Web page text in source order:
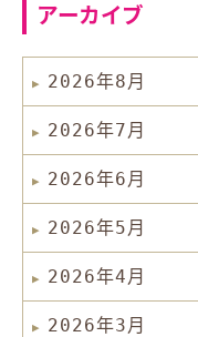
アーカイブ
2026年8月
2026年7月
2026年6月
2026年5月
2026年4月
2026年3月